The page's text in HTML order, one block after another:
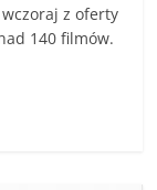
z oferty
140 filmów.